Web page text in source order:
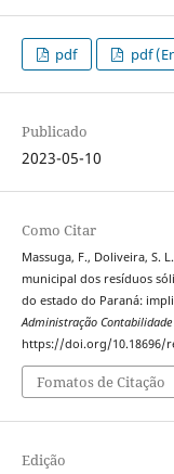
pdf pdf
Publicado
2023-05-10
Como Citar
Massuga, F., Doliveira, S.
municipal dos resíduos
do estado do Paraná:
Administração
https://doi.org/10.18696/
Fomatos de Citação
Edição